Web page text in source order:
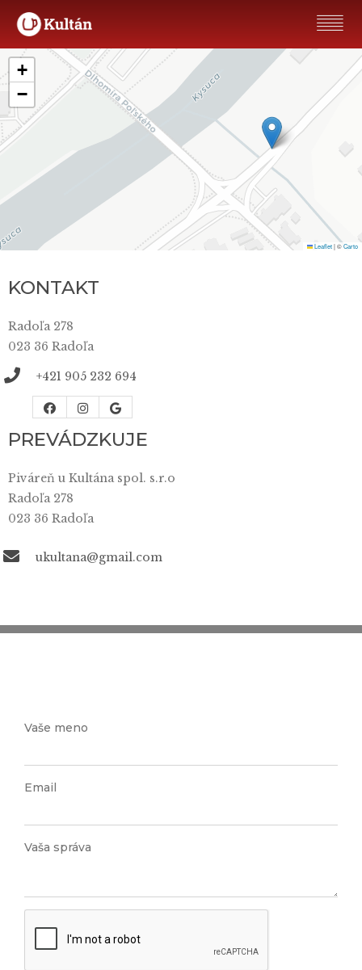
+
−
Leaflet|©Carto
KONTAKT
Radoľa 278
023 36 Radoľa
+421 905 232 694
PREVÁDZKUJE
Piváreň u Kultána spol. s.r.o
Radoľa 278
023 36 Radoľa
ukultana@gmail.com
Vaše meno
Email
Vaša správa